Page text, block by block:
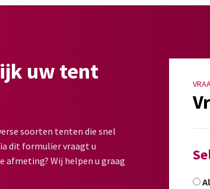
uw tent
soorten tenten die snel
dit formulier vraagt u
afmeting? Wij helpen u graag